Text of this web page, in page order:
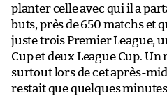
planter celle avec qui il a
buts, près de 650 matchs et
juste trois Premier League,
Cup et deux League Cup.
surtout lors de cet après-
restait que quelques